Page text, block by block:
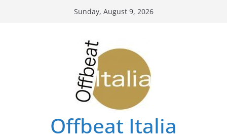
Sunday, August 9, 2026
Offbeat Italia